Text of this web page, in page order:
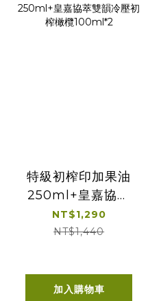
特級初榨印加果油
250ml+皇嘉協萃
雙韻冷壓初榨橄欖
100ml*2
NT$1,290
NT$1,440
加入購物車